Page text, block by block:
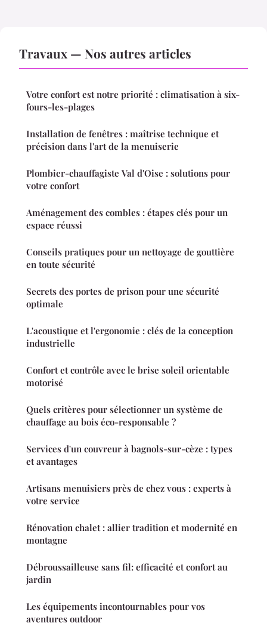
Travaux — Nos autres articles
Votre confort est notre priorité : climatisation à six-
fours-les-plages
Installation de fenêtres : maîtrise technique et
précision dans l'art de la menuiserie
Plombier-chauffagiste Val d'Oise : solutions pour
votre confort
Aménagement des combles : étapes clés pour un
espace réussi
Conseils pratiques pour un nettoyage de gouttière
en toute sécurité
Secrets des portes de prison pour une sécurité
optimale
L'acoustique et l'ergonomie : clés de la conception
industrielle
Confort et contrôle avec le brise soleil orientable
motorisé
Quels critères pour sélectionner un système de
chauffage au bois éco-responsable ?
Services d'un couvreur à bagnols-sur-cèze : types
et avantages
Artisans menuisiers près de chez vous : experts à
votre service
Rénovation chalet : allier tradition et modernité en
montagne
Débroussailleuse sans fil: efficacité et confort au
jardin
Les équipements incontournables pour vos
aventures outdoor